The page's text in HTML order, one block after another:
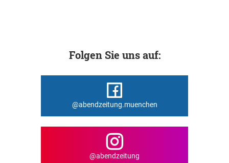
Folgen Sie uns auf:
@abendzeitung.muenchen
@abendzeitung